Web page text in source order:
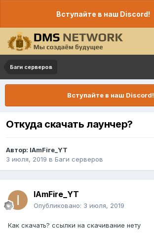
Вступайте в наш Discord!
Баги серверов
Вступайте в наш Discord!
Откуда скачать лаунчер?
Автор: IAmFire_YT
3 июля, 2019 в Баги серверов
IAmFire_YT
Опубликовано: 3 июля, 2019
Как скачать? ссылки на скачивание нету